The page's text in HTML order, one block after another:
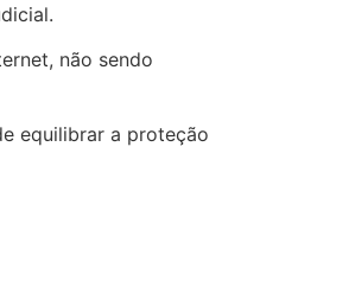
não sendo
equilibrar a proteção